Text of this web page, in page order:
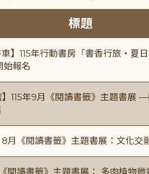
標題
】115年行動書房「書香行旅・夏
報名
】115年9月《閱讀書籤》主題書展
8月《閱讀書籤》主題書展：文化交